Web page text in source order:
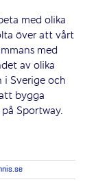
med olika
över att vårt
med
av olika
i Sverige och
bygga
Sportway.